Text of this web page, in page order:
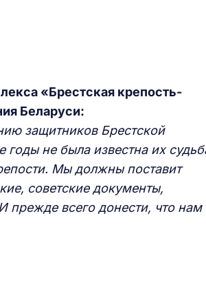
«Брестская крепость-
Беларуси:
защитников Брестской
не была известна их
Мы должны поставит
советские документы,
прежде всего донести, что нам